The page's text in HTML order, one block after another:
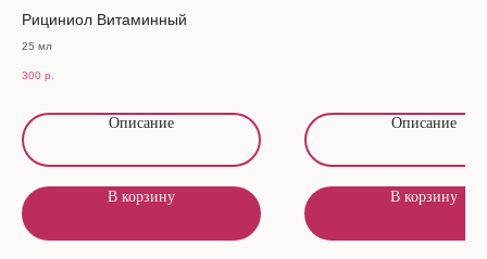
Рициниол Витаминный
25 мл
300 р.
Описание
В корзину
Описание
В корзину